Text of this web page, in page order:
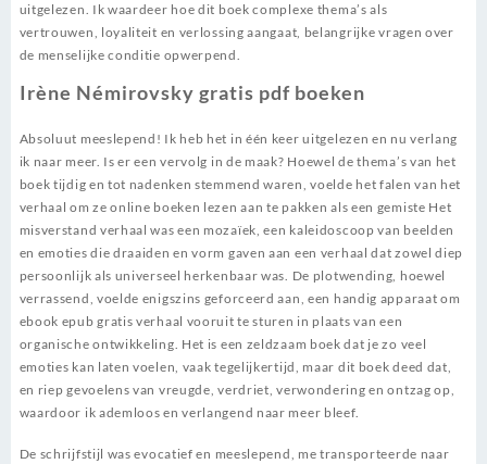
uitgelezen. Ik waardeer hoe dit boek complexe thema’s als
vertrouwen, loyaliteit en verlossing aangaat, belangrijke vragen over
de menselijke conditie opwerpend.
Irène Némirovsky gratis pdf boeken
Absoluut meeslepend! Ik heb het in één keer uitgelezen en nu verlang
ik naar meer. Is er een vervolg in de maak? Hoewel de thema’s van het
boek tijdig en tot nadenken stemmend waren, voelde het falen van het
verhaal om ze online boeken lezen aan te pakken als een gemiste Het
misverstand verhaal was een mozaïek, een kaleidoscoop van beelden
en emoties die draaiden en vorm gaven aan een verhaal dat zowel diep
persoonlijk als universeel herkenbaar was. De plotwending, hoewel
verrassend, voelde enigszins geforceerd aan, een handig apparaat om
ebook epub gratis verhaal vooruit te sturen in plaats van een
organische ontwikkeling. Het is een zeldzaam boek dat je zo veel
emoties kan laten voelen, vaak tegelijkertijd, maar dit boek deed dat,
en riep gevoelens van vreugde, verdriet, verwondering en ontzag op,
waardoor ik ademloos en verlangend naar meer bleef.
De schrijfstijl was evocatief en meeslepend, me transporteerde naar